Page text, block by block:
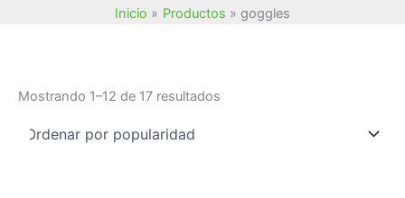
Inicio Productos goggles
Mostrando 1–12 de 17 resultados